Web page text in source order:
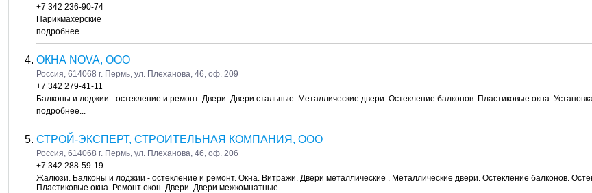
+7 342 236-90-74
Парикмахерские
подробнее...
ОКНА NOVA, ООО
Россия, 614068 г. Пермь, ул. Плеханова, 46, оф. 209
+7 342 279-41-11
Балконы и лоджии - остекление и ремонт. Двери. Двери стальные. Металлические двери. Остекление балконов. Пластиковые окна.
подробнее...
СТРОЙ-ЭКСПЕРТ, СТРОИТЕЛЬНАЯ КОМПАНИЯ, ООО
Россия, 614068 г. Пермь, ул. Плеханова, 46, оф. 206
+7 342 288-59-19
Жалюзи. Балконы и лоджии - остекление и ремонт. Окна. Витражи. Двери металлические . Металлические двери. Остекление балконов.
Пластиковые окна. Ремонт окон. Двери. Двери межкомнатные